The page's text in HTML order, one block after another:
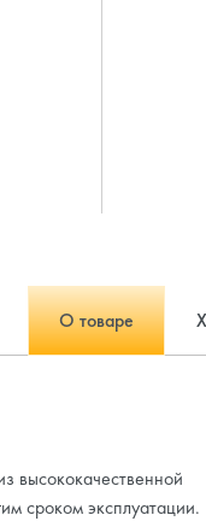
О товаре
высококачественной
сроком эксплуатации.